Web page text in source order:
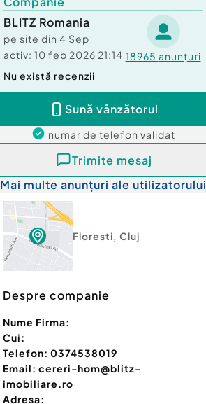
BLITZ Romania
pe site din 4 Sep
activ: 10 feb 2026 21:14 18965 anunțuri
Nu există recenzii
Sună vânzătorul
numar de telefon validat
Trimite mesaj
Mai multe anunțuri ale utilizatorului
Floresti, Cluj
Despre companie
Nume Firma:
Cui:
Telefon: 0374538019
Email: cereri-hom@blitz-
imobiliare.ro
Adresa: